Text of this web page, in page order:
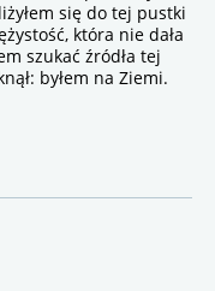
się do tej pustki
która nie dała
szukać źródła tej
byłem na Ziemi.